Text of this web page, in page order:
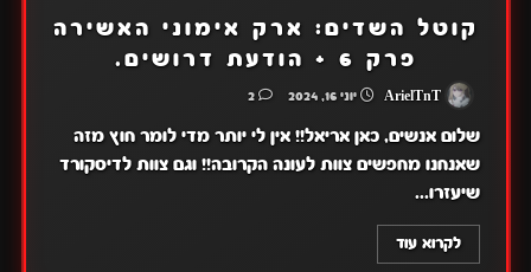
קוטל השדים: ארק אימוני האשירה
פרק 6 + הודעת דרושים.
ArielTnT יוני 16, 2024 2
שלום אנשים, כאן אריאל!! אין לי יותר מדי לומר חוץ מזה
שאנחנו מחפשים צוות לעונה הקרובה!! וגם צוות לדיסקורד
שיעזרו...
לקרוא עוד